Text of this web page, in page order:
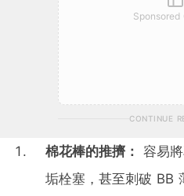
Sponsored
CONTINUE
棉花棒的推擠： 容易
垢栓塞，甚至刺破 BB